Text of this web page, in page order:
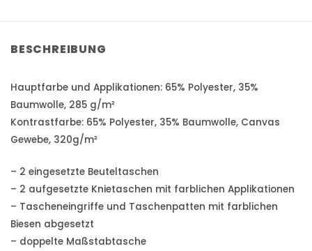
BESCHREIBUNG
Hauptfarbe und Applikationen: 65% Polyester, 35%
Baumwolle, 285 g/m²
Kontrastfarbe: 65% Polyester, 35% Baumwolle, Canvas
Gewebe, 320g/m²
– 2 eingesetzte Beuteltaschen
– 2 aufgesetzte Knietaschen mit farblichen Applikationen
– Tascheneingriffe und Taschenpatten mit farblichen
Biesen abgesetzt
– doppelte Maßstabtasche